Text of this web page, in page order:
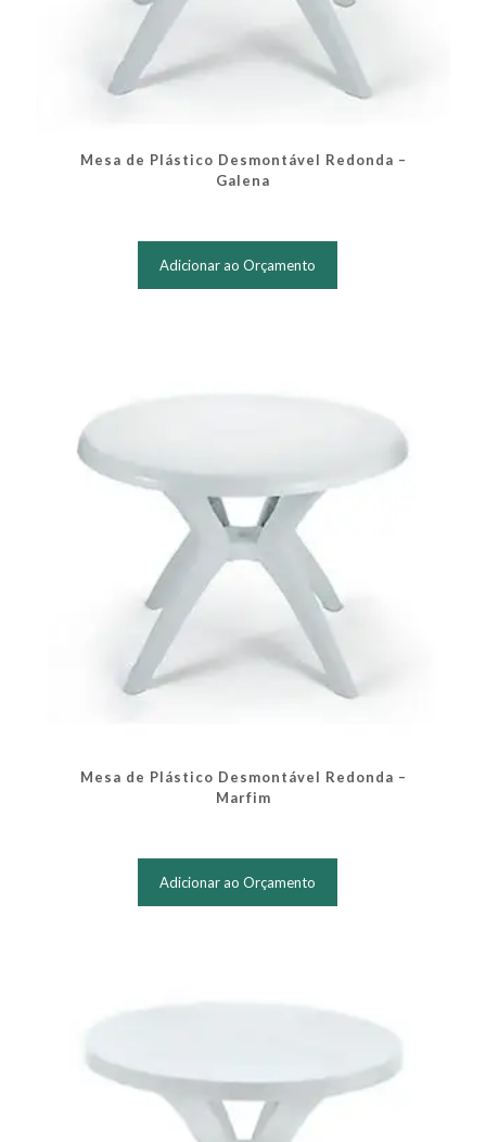
Mesa de Plástico Desmontável Redonda –
Galena
Adicionar ao Orçamento
Mesa de Plástico Desmontável Redonda –
Marfim
Adicionar ao Orçamento